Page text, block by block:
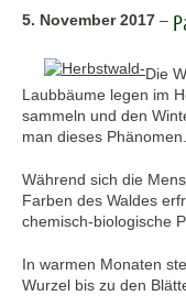
5. November 2017 –
Die
Laubbäume legen im
sammeln und den
man dieses Phänomen.
Während sich die
Farben des Waldes
chemisch-biologische
In warmen Monaten
Wurzel bis zu den